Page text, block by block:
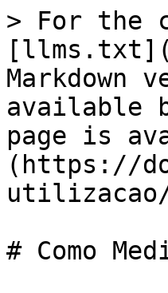
> For the
Markdown
available
page is
(https://
utilizacao/
# Como